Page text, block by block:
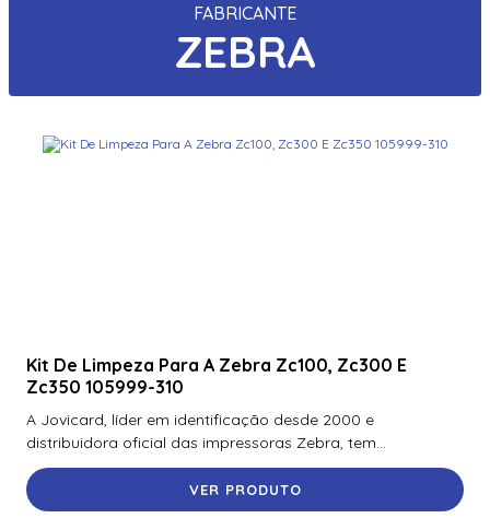
FABRICANTE
ZEBRA
Kit De Limpeza Para A Zebra Zc100, Zc300 E
Zc350 105999-310
A Jovicard, líder em identificação desde 2000 e
distribuidora oficial das impressoras Zebra, tem...
VER PRODUTO